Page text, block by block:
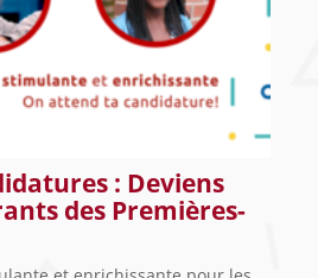
: Deviens
des Premières-